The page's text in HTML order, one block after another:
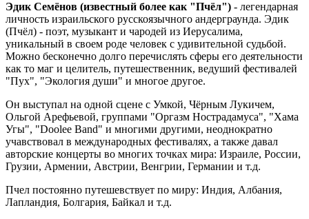
Эдик Семёнов (известный более как "Пчёл") - легендарная
личность израильского русскоязычного андерграунда. Эдик
(Пчёл) - поэт, музыкант и чародей из Иерусалима,
уникальный в своем роде человек с удивительной судьбой.
Можно бесконечно долго перечислять сферы его деятельности
как то маг и целитель, путешественник, ведуший фестивалей
"Пух", "Экология души" и многое другое.
Он выступал на одной сцене с Умкой, Чёрным Лукичем,
Ольгой Арефьевой, группами "Оргазм Нострадамуса", "Хама
Угы", "Doolee Band" и многими другими, неоднократно
учавствовал в международных фестивалях, а также давал
авторские концерты во многих точках мира: Израиле, России,
Грузии, Армении, Австрии, Венгрии, Германии и т.д.
Пчел постоянно путешевствует по миру: Индия, Албания,
Лапландия, Болгария, Байкал и т.д.